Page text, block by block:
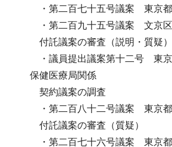
・第二百七十五号議案 東京都
・第二百九十五号議案 文京区
付託議案の審査（説明・質疑）
・議員提出議案第十二号 東京
保健医療局関係
契約議案の調査
・第二百八十二号議案 東京都
付託議案の審査（質疑）
・第二百七十六号議案 東京都